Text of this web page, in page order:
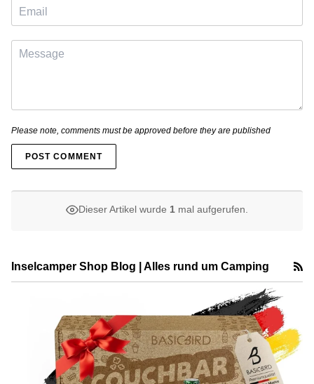
Please note, comments must be approved before they are published
POST COMMENT
Dieser Artikel wurde 1 mal aufgerufen.
Inselcamper Shop Blog | Alles rund um Camping